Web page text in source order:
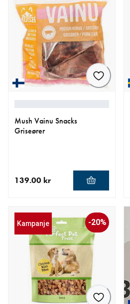
Mush Vainu Snacks
Griseører
139.00 kr
Kampanje -20%